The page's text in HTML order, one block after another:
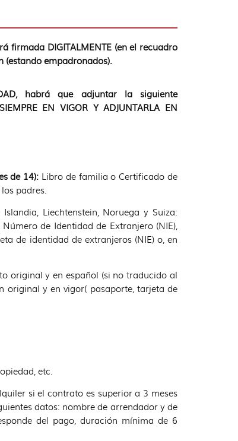
firmada DIGITALMENTE (en el recuadro
(estando empadronados).
habrá que adjuntar la siguiente
EN VIGOR Y ADJUNTARLA EN
de 14): Libro de familia o Certificado de
padres.
Liechtenstein, Noruega y Suiza:
de Identidad de Extranjero (NIE),
de identidad de extranjeros (NIE) o, en
original y en español (si no traducido al
original y en vigor( pasaporte, tarjeta de
etc.
si el contrato es superior a 3 meses
datos: nombre de arrendador y de
del pago, duración mínima de 6